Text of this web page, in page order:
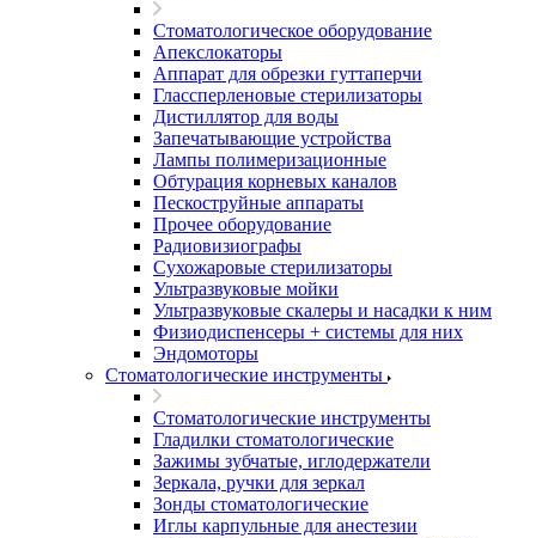
Стоматологическое оборудование
Апекслокаторы
Аппарат для обрезки гуттаперчи
Глассперленовые стерилизаторы
Дистиллятор для воды
Запечатывающие устройства
Лампы полимеризационные
Обтурация корневых каналов
Пескоструйные аппараты
Прочее оборудование
Радиовизиографы
Сухожаровые стерилизаторы
Ультразвуковые мойки
Ультразвуковые скалеры и насадки к ним
Физиодиспенсеры + системы для них
Эндомоторы
Стоматологические инструменты
Стоматологические инструменты
Гладилки стоматологические
Зажимы зубчатые, иглодержатели
Зеркала, ручки для зеркал
Зонды стоматологические
Иглы карпульные для анестезии